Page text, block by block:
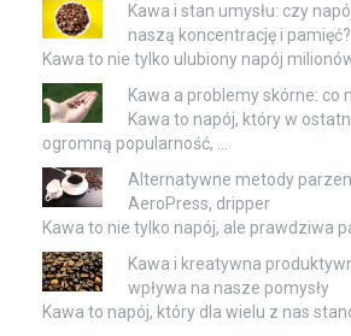
Kawa i stan umysłu: czy
naszą koncentrację i pamięć?
Kawa to nie tylko ulubiony napój
Kawa a problemy skórne: co
Kawa to napój, który w
ogromną popularność, …
Alternatywne metody
AeroPress, dripper
Kawa to nie tylko napój, ale prawdziwa
Kawa i kreatywna
wpływa na nasze pomysły
Kawa to napój, który dla wielu z nas